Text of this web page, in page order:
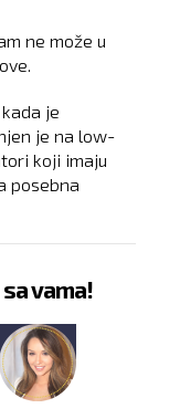
ne može u
je
je na low-
koji imaju
posebna
vama!